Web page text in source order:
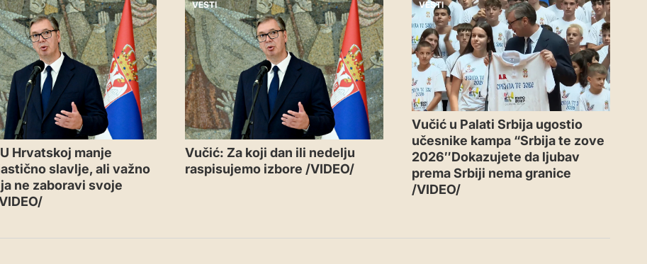
Hrvatskoj manje
slavlje, ali važno
ne zaboravi svoje
VESTI
Vučić: Za koji dan ili nedelju
raspisujemo izbore /VIDEO/
VESTI
Vučić u Palati Srbija ugostio
učesnike kampa “Srbija te zove
2026″Dokazujete da ljubav
prema Srbiji nema granice
/VIDEO/